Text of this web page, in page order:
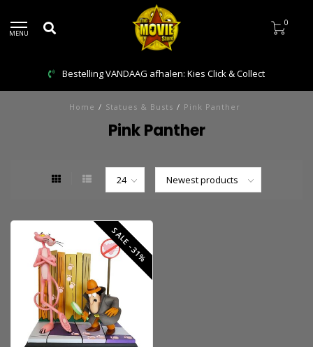
MENU
0
Bestelling VANDAAG afhalen: Kies Click & Collect
Home / Statues & Busts / Pink Panther
Pink Panther
SALE -31%